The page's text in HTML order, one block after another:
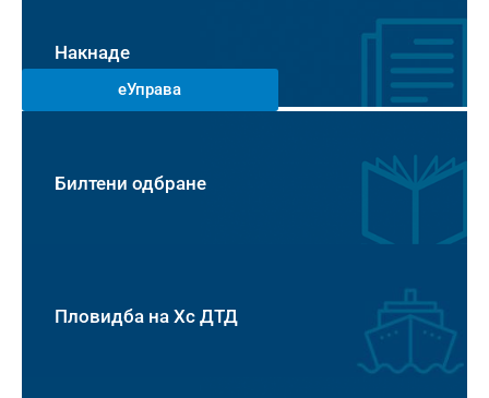
Накнаде
еУправа
Билтени одбране
Пловидба на Хс ДТД